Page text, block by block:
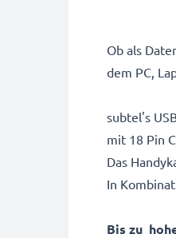
Ob als
dem PC,
subtel's
mit 18 Pin
Das
In
Bis zu